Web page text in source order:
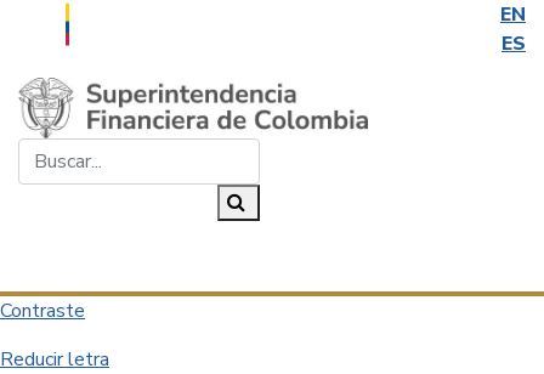
EN
ES
Saltar al contenido principal
Contraste
Reducir letra